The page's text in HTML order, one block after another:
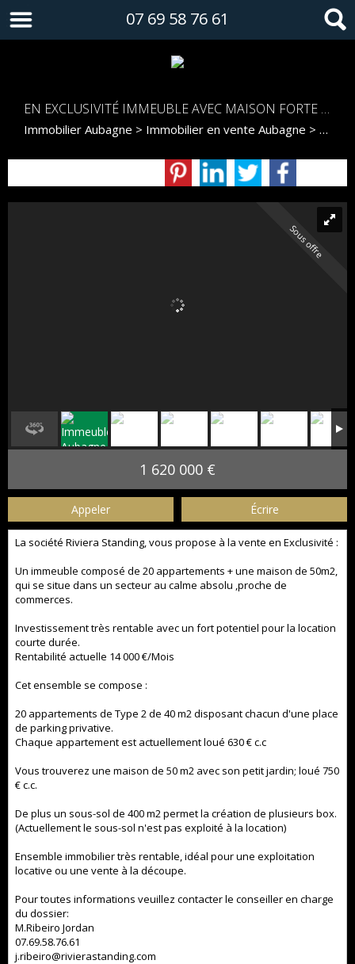
07 69 58 76 61
EN EXCLUSIVITÉ IMMEUBLE AVEC MAISON FORTE RENTABILITÉ
Immobilier Aubagne > Immobilier en vente Aubagne >
Sous offre
1 620 000 €
Appeler Écrire
La société Riviera Standing, vous propose à la vente en Exclusivité :
Un immeuble composé de 20 appartements + une maison de 50m2,
qui se situe dans un secteur au calme absolu ,proche de
commerces.
Investissement très rentable avec un fort potentiel pour la location
courte durée.
Rentabilité actuelle 14 000 €/Mois
Cet ensemble se compose :
20 appartements de Type 2 de 40 m2 disposant chacun d'une place
de parking privative.
Chaque appartement est actuellement loué 630 € c.c
Vous trouverez une maison de 50 m2 avec son petit jardin; loué 750
€ c.c.
De plus un sous-sol de 400 m2 permet la création de plusieurs box.
(Actuellement le sous-sol n'est pas exploité à la location)
Ensemble immobilier très rentable, idéal pour une exploitation
locative ou une vente à la découpe.
Pour toutes informations veuillez contacter le conseiller en charge
du dossier:
M.Ribeiro Jordan
07.69.58.76.61
j.ribeiro@rivierastanding.com